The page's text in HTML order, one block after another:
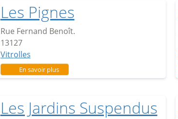
Les Pignes
Rue Fernand Benoît.
13127
Vitrolles
En savoir plussur Les Pignes
Les Jardins Suspendus